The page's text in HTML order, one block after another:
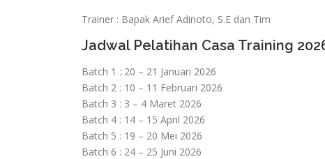
Trainer : Bapak Arief Adinoto, S.E dan Tim
Jadwal Pelatihan Casa Training
Batch 1 : 20 – 21 Januari 2026
Batch 2 : 10 – 11 Februari 2026
Batch 3 : 3 – 4 Maret 2026
Batch 4 : 14 – 15 April 2026
Batch 5 : 19 – 20 Mei 2026
Batch 6 : 24 – 25 Juni 2026